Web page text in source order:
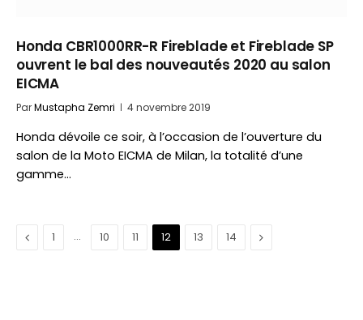
Honda CBR1000RR-R Fireblade et Fireblade SP
ouvrent le bal des nouveautés 2020 au salon
EICMA
ParMustapha Zemri 4 novembre 2019
Honda dévoile ce soir, à l’occasion de l’ouverture du
salon de la Moto EICMA de Milan, la totalité d’une
gamme…
Précédent
1 … 10 11 12 13 14 Suivant